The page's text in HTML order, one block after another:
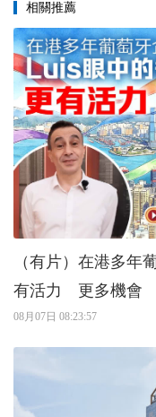
相關推薦
（有片）在港多年
有活力 更多機會
08月07日 08:23:57